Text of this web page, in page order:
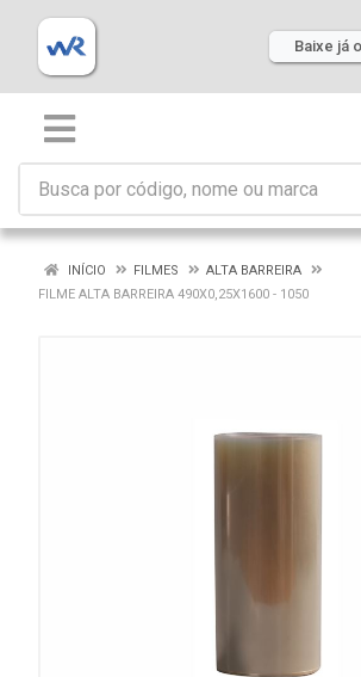
Baixe já
INÍCIO FILMES
ALTA BARREIRA
FILME ALTA BARREIRA 490X0,25X1600 - 1050